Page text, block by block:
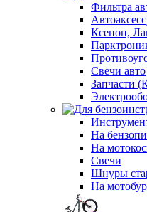
Фильтра
Ксенон,
Свечи авто
Запчасти
На
На
Свечи
Шнуры
На